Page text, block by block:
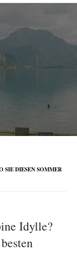
SIE DIESEN SOMMER
Idylle?